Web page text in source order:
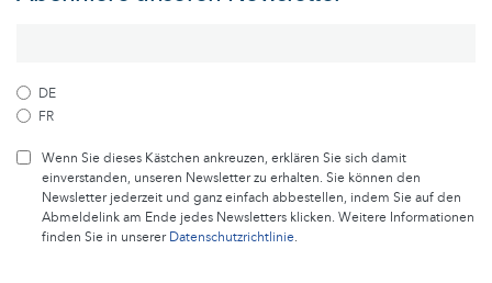
DE
FR
Wenn Sie dieses Kästchen ankreuzen, erklären Sie sich damit
einverstanden, unseren Newsletter zu erhalten. Sie können den
Newsletter jederzeit und ganz einfach abbestellen, indem Sie auf den
Abmeldelink am Ende jedes Newsletters klicken. Weitere Informationen
finden Sie in unsererDatenschutzrichtlinie.